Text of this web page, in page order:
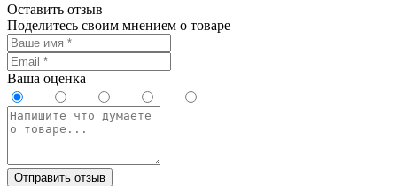
Оставить отзыв
Поделитесь своим мнением о товаре
Ваша оценка
Отправить отзыв